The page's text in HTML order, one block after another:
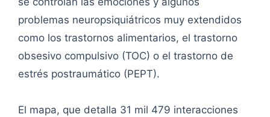
problemas neuropsiquiátricos muy extendidos
como los trastornos alimentarios, el trastorno
obsesivo compulsivo (TOC) o el trastorno de
estrés postraumático (PEPT).
El mapa, que detalla 31 mil 479 interacciones